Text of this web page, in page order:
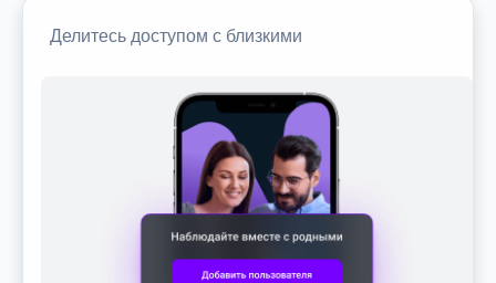
Делитесь доступом с близкими